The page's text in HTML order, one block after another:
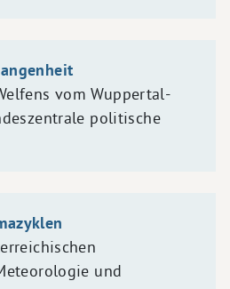
vom Wuppertal-
politische
und